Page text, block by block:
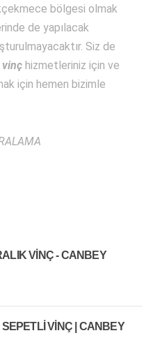
bölgesi olmak
de yapılacak
Siz de
vinç hizmetleriniz için ve
için hemen bizimle
VINÇ - CANBEY
VINÇ | CANBEY